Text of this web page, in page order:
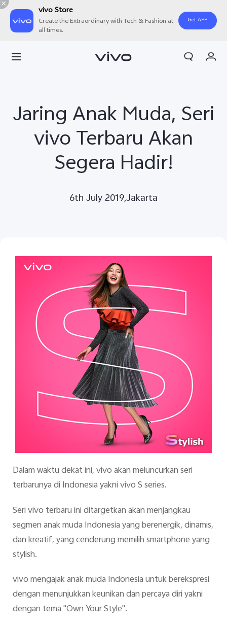
vivo Store
Create the Extraordinary with Tech & Fashion at
all times.
Get APP
Indonesia | Pilih negara/wilayah
Akun Saya
Jaring Anak Muda, Seri
vivo Terbaru Akan
Segera Hadir!
6th July 2019,Jakarta
Dalam waktu dekat ini, vivo akan meluncurkan seri
terbarunya di Indonesia yakni vivo S series.
Serivivo terbaruini ditargetkan akan menjangkau
segmen anak muda Indonesia yang berenergik, dinamis,
dan kreatif, yang cenderung memilih smartphone yang
stylish.
vivo mengajak anak muda Indonesia untuk berekspresi
dengan menunjukkan keunikan dan percaya diri yakni
dengan tema "Own Your Style".